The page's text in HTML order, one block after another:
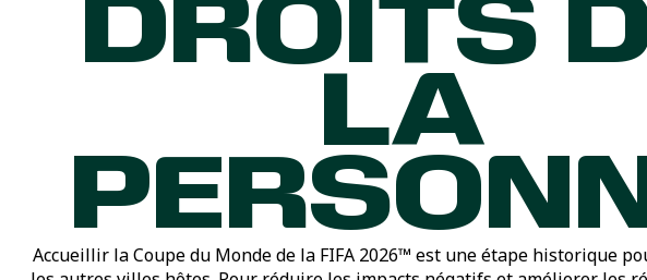
DROITS
LA
Accueillir la Coupe du Monde de la FIFA 2026™ est une étape historique